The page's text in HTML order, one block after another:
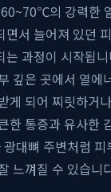
의 강력한
면서 늘어져 있던
는 과정이 시작됩
깊은 곳에서 열에
게 되어 찌릿하거
한 통증과 유사한
대뼈 주변처럼
느껴질 수 있습니